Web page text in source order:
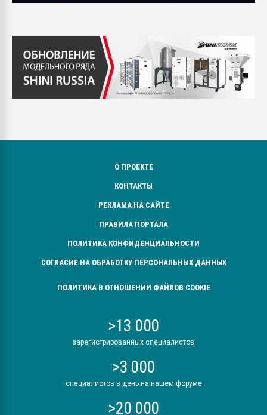
О ПРОЕКТЕ
КОНТАКТЫ
РЕКЛАМА НА САЙТЕ
ПРАВИЛА ПОРТАЛА
ПОЛИТИКА КОНФИДЕНЦИАЛЬНОСТИ
СОГЛАСИЕ НА ОБРАБОТКУ ПЕРСОНАЛЬНЫХ ДАННЫХ
ПОЛИТИКА В ОТНОШЕНИИ ФАЙЛОВ COOKIE
>13 000
зарегистрированных специалистов
>3 000
специалистов в день на нашем форуме
>20 000